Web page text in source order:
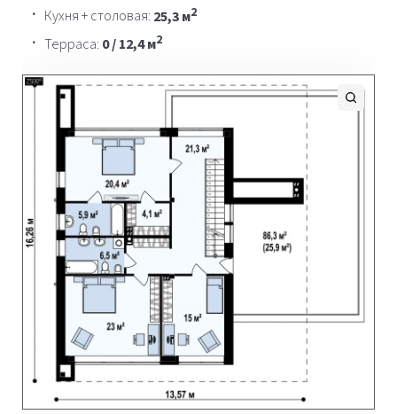
Кухня + столовая: 25,3 м2
Терраса: 0 / 12,4 м2